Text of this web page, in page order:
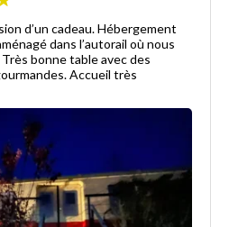
cadeau. Hébergement
dans l’autorail où nous
bonne table avec des
Accueil très